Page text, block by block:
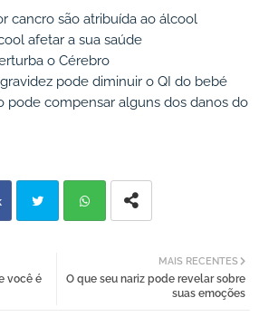
cancro são atribuída ao álcool
afetar a sua saúde
o Cérebro
pode diminuir o QI do bebé
pode compensar alguns dos danos do
tter atsa
MAIS RECENTES
O que seu nariz pode revelar sobre
suas emoções
você é